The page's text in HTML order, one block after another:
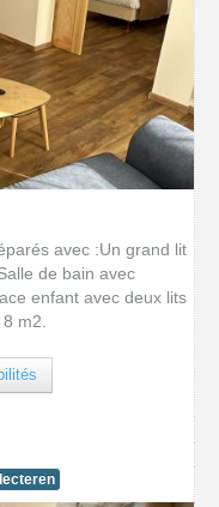
avec :Un grand lit
de bain avec
enfant avec deux lits
m2.